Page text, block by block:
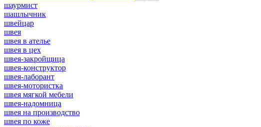
шаурмист
шашлычник
швейцар
швея
швея в ателье
швея в цех
швея-закройщица
швея-конструктор
швея-лаборант
швея-мотористка
швея мягкой мебели
швея-надомница
швея на производство
швея по коже